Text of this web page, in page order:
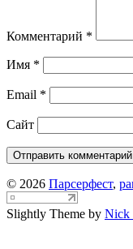
Комментарий *
Имя *
Email *
Сайт
© 2026 Парсерфест,
Slightly Theme by Nick